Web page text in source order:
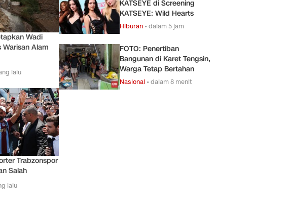
Wadi
Warisan Alam
lalu
Trabzonspor
Salah
lalu
KATSEYE di Screening
KATSEYE: Wild Hearts
Hiburan •dalam 5 jam
FOTO: Penertiban
Bangunan di Karet Tengsin,
Warga Tetap Bertahan
Nasional •dalam 8 menit